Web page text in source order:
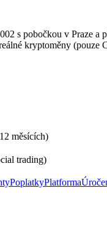
s pobočkou v Praze
kryptoměny
měsících)
trading)
PoplatkyPlatforma